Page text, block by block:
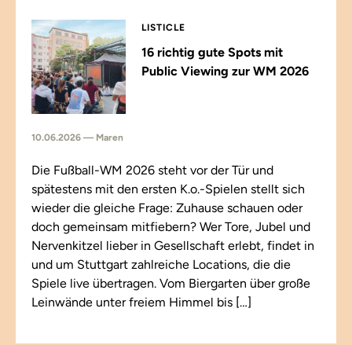
LISTICLE
16 richtig gute Spots mit
Public Viewing zur WM 2026
10.06.2026 — Maren
Die Fußball-WM 2026 steht vor der Tür und
spätestens mit den ersten K.o.-Spielen stellt sich
wieder die gleiche Frage: Zuhause schauen oder
doch gemeinsam mitfiebern? Wer Tore, Jubel und
Nervenkitzel lieber in Gesellschaft erlebt, findet in
und um Stuttgart zahlreiche Locations, die die
Spiele live übertragen. Vom Biergarten über große
Leinwände unter freiem Himmel bis […]